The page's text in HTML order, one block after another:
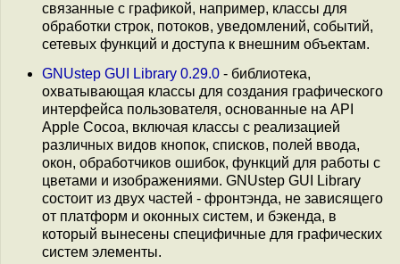
связанные с графикой, например, классы для
обработки строк, потоков, уведомлений, событий,
сетевых функций и доступа к внешним объектам.
GNUstep GUI Library 0.29.0 - библиотека,
охватывающая классы для создания графического
интерфейса пользователя, основанные на API
Apple Cocoa, включая классы с реализацией
различных видов кнопок, списков, полей ввода,
окон, обработчиков ошибок, функций для работы с
цветами и изображениями. GNUstep GUI Library
состоит из двух частей - фронтэнда, не зависящего
от платформ и оконных систем, и бэкенда, в
который вынесены специфичные для графических
систем элементы.